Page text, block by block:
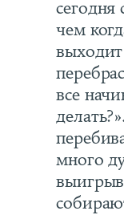
чем
все
много